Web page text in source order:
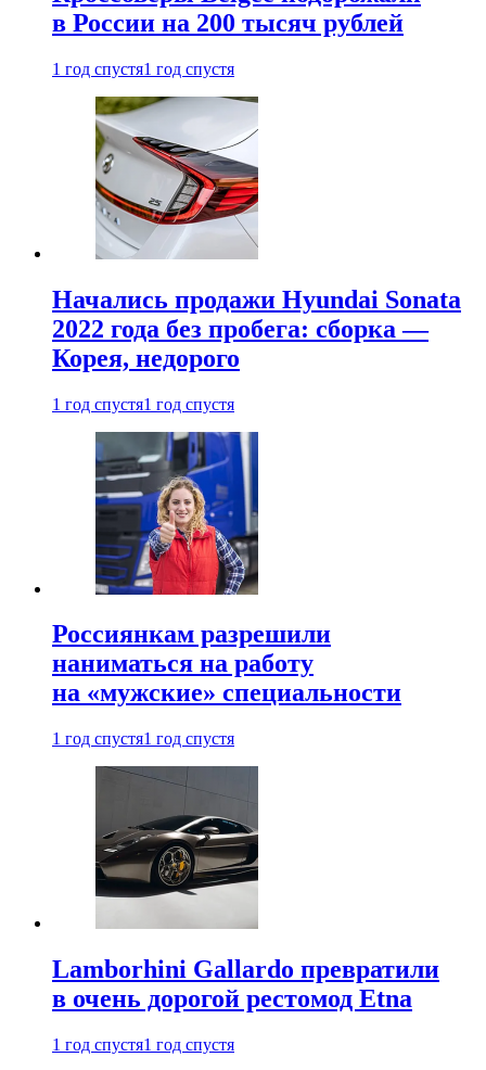
в России на 200 тысяч рублей
1 год спустя1 год спустя
Начались продажи Hyundai Sonata
2022 года без пробега: сборка —
Корея, недорого
1 год спустя1 год спустя
Россиянкам разрешили
наниматься на работу
на «мужские» специальности
1 год спустя1 год спустя
Lamborhini Gallardo превратили
в очень дорогой рестомод Etna
1 год спустя1 год спустя